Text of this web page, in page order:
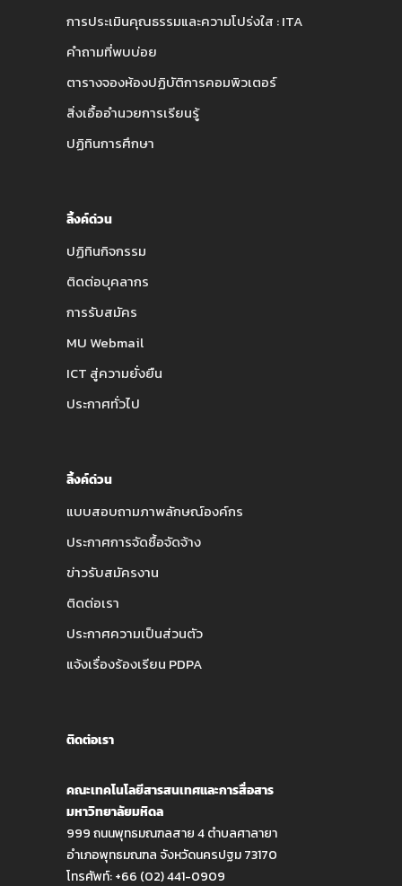
การประเมินคุณธรรมและความโปร่งใส : ITA
คำถามที่พบบ่อย
ตารางจองห้องปฏิบัติการคอมพิวเตอร์
สิ่งเอื้ออำนวยการเรียนรู้
ปฏิทินการศึกษา
ลิ้งค์ด่วน
ปฏิทินกิจกรรม
ติดต่อบุคลากร
การรับสมัคร
MU Webmail
ICT สู่ความยั่งยืน
ประกาศทั่วไป
ลิ้งค์ด่วน
แบบสอบถามภาพลักษณ์องค์กร
ประกาศการจัดซื้อจัดจ้าง
ข่าวรับสมัครงาน
ติดต่อเรา
ประกาศความเป็นส่วนตัว
แจ้งเรื่องร้องเรียน PDPA
ติดต่อเรา
คณะเทคโนโลยีสารสนเทศและการสื่อสาร
มหาวิทยาลัยมหิดล
999 ถนนพุทธมณฑลสาย 4 ตำบลศาลายา
อำเภอพุทธมณฑล จังหวัดนครปฐม 73170
โทรศัพท์: +66 (02) 441-0909